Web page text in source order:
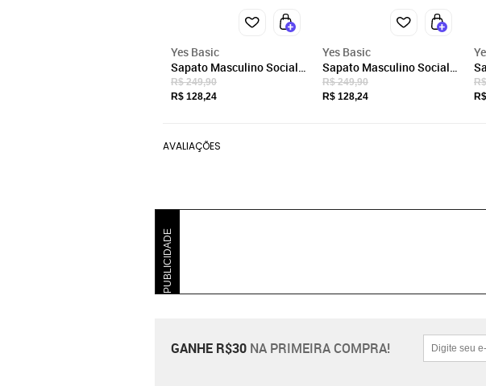
Yes Basic
Sapato Masculino Social
Com Cadarço Confortável
Macio Ortopédico
R$ 249,90
R$ 128,24
Yes Basic
Sapato Masculino Social
Macio Elegante Clássico
Luxuoso Preto
R$ 249,90
R$ 128,24
AVALIAÇÕES
PUBLICIDADE
GANHE R$30 NA PRIMEIRA COMPRA!